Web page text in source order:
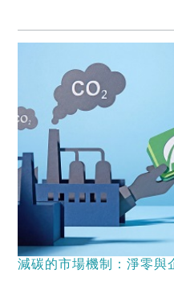
減碳的市場機制：淨零與